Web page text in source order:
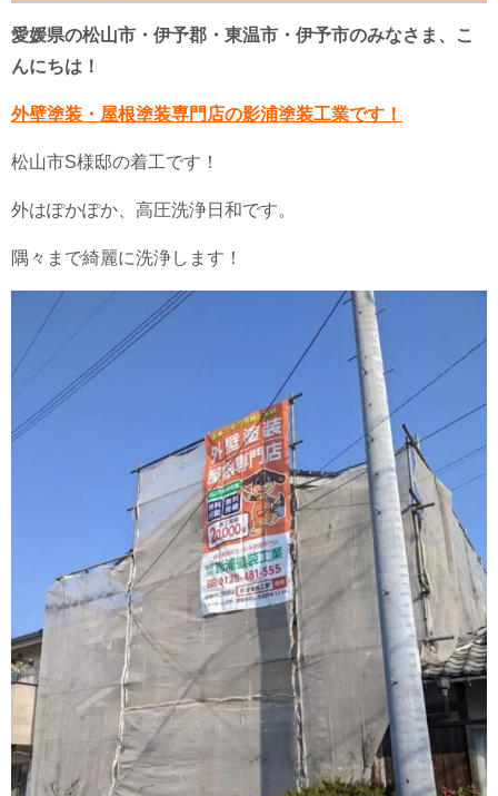
愛媛県の松山市・伊予郡・東温市・伊予市のみなさま、こ
んにちは！
外壁塗装・屋根塗装専門店の影浦塗装工業です！
松山市S様邸の着工です！
外はぽかぽか、高圧洗浄日和です。
隅々まで綺麗に洗浄します！